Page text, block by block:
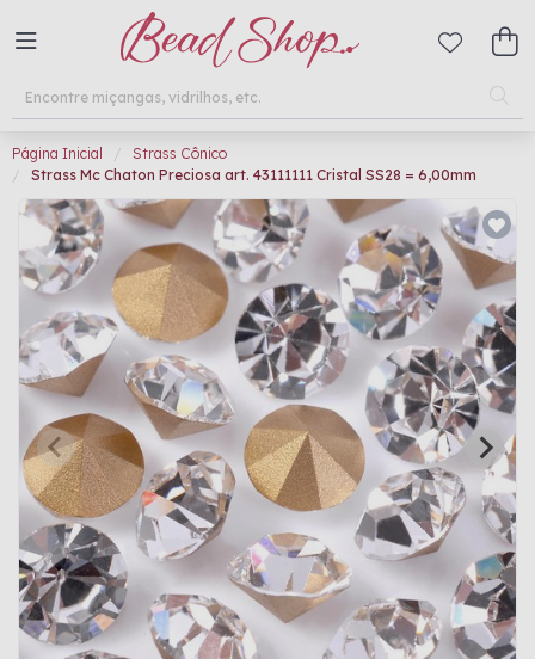
Página Inicial
Strass Cônico
Strass Mc Chaton Preciosa art. 43111111 Cristal SS28 = 6,00mm